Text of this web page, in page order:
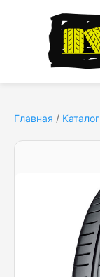
Главная / Каталог